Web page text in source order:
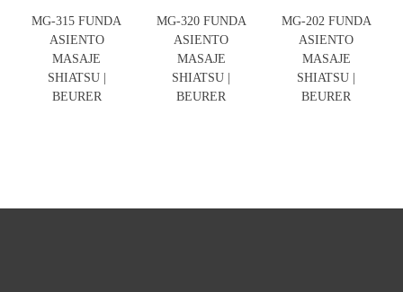
MG-315 FUNDA
ASIENTO
MASAJE
SHIATSU |
BEURER
MG-320 FUNDA
ASIENTO
MASAJE
SHIATSU |
BEURER
MG-202 FUNDA
ASIENTO
MASAJE
SHIATSU |
BEURER